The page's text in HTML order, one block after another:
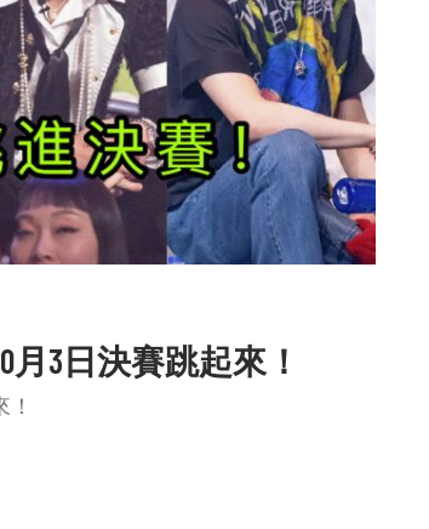
3日決賽跳起來！